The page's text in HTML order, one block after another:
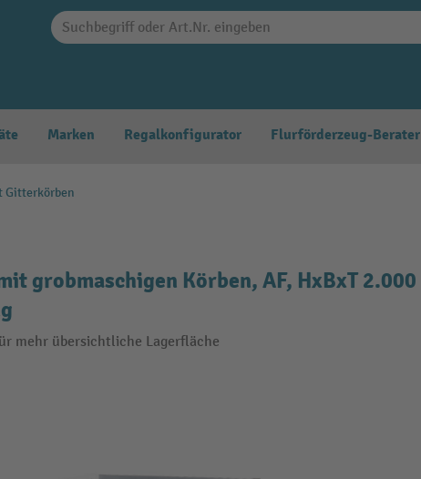
Marken Regalkonfigurator Flurförderzeug-Berater
Gitterkörben
grobmaschigen Körben, AF, HxBxT 2.000
mehr übersichtliche Lagerfläche